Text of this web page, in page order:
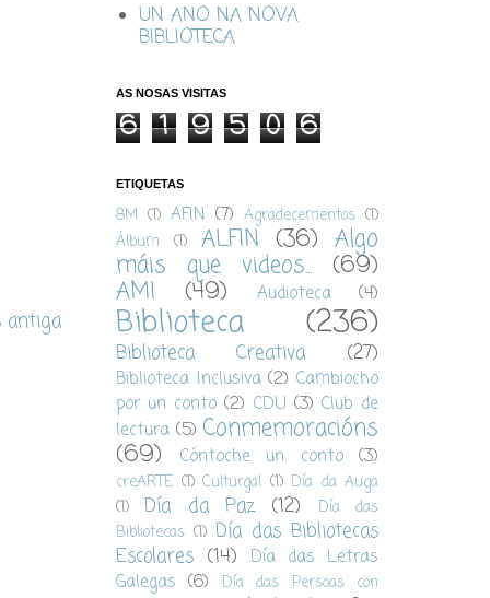
antiga
UN ANO NA NOVA
BIBLIOTECA
AS NOSAS VISITAS
6 1 9 5 0 6
ETIQUETAS
8M (1) AFIN (7) Agradecementos (1)
Álbum
(1) ALFIN (36) Algo
máis que videos... (69)
AMI (49) Audioteca (4)
Biblioteca (236)
Biblioteca Creativa (27)
Biblioteca Inclusiva (2) Cambiocho
por un conto (2) CDU (3) Club de
lectura (5) Conmemoracións
(69) Cóntoche un conto (3)
creARTE (1) Culturgal (1) Día da Auga
(1)
Día da Paz (12)
Día das
Bibliotecas (1) Día das Bibliotecas
Escolares (14) Día das Letras
Galegas (6)
Día das Persoas con